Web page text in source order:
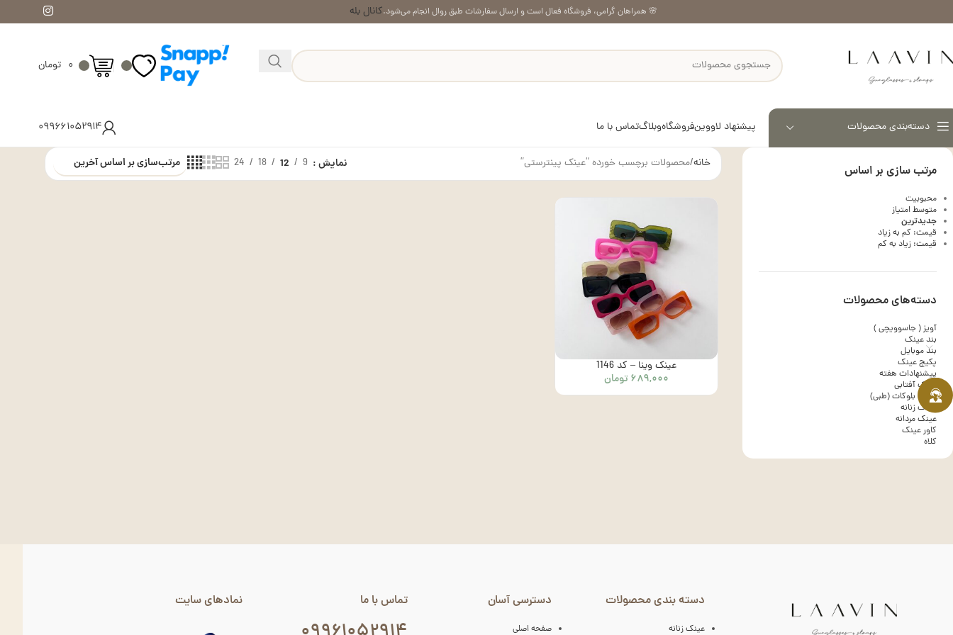
🌸 همراهان گرامی، فروشگاه فعال است و ارسال سفارشات طبق روال انجام می‌شود.کانال بله
۰ تومان
دسته‌بندی محصولات پیشنهاد لاووینفروشگاهوبلاگتماس با ما ۰۹۹۶۶۱۰۵۲۹۱۴
مرتب سازی بر اساس
محبوبیت
متوسط امتیاز
جدیدترین
قیمت: کم به زیاد
قیمت: زیاد به کم
دسته‌های محصولات
آویز ( جاسوویچی )
بند عینک
بند موبایل
پکیج عینک
پیشنهادات هفته
عینک آفتابی
عینک بلوکات (طبی)
عینک زنانه
عینک مردانه
کاور عینک
کلاه
خانه محصولات برچسب خورده “عینک پینترستی” نمایش 9
12
18
24
عینک وینا – کد 1146
۶۸۹,۰۰۰ تومان
دسته بندی محصولات
عینک زنانه
دسترسی آسان
صفحه اصلی
تماس با ما نمادهای سایت